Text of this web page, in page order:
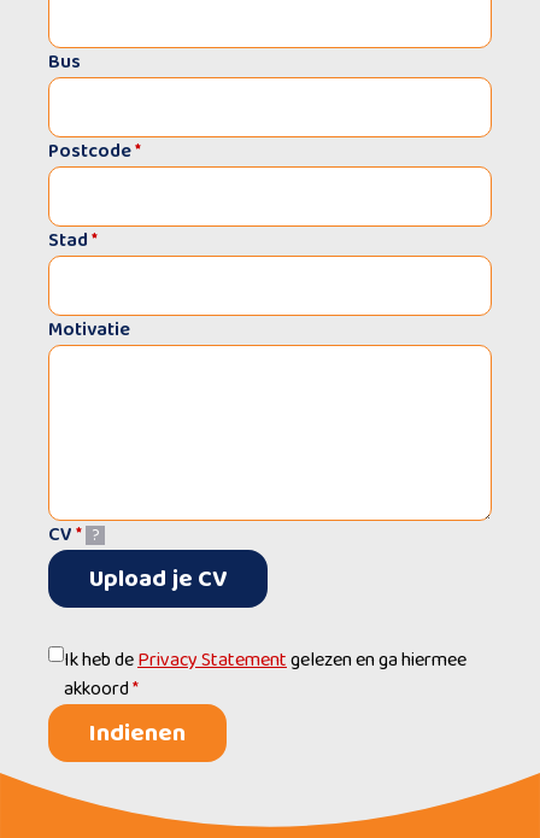
Bus
Postcode*
Stad*
Motivatie
CV* ?
Upload je CV
Ik heb dePrivacy Statementgelezen en ga hiermee
akkoord*
Indienen